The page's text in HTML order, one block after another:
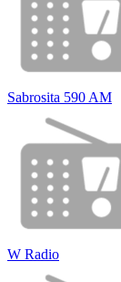
Sabrosita 590 AM
W Radio